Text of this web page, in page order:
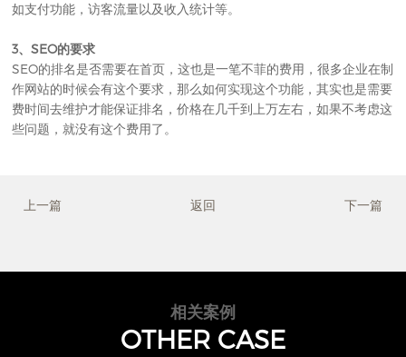
如支付功能，访客流量以及收入统计等。
3、SEO的要求
SEO的排名是否需要在首页，这也是一笔不菲的费用，很多企业在制
作网站的时候会有这个要求，那么如何实现这个功能，其实也是需要
费时间去维护才能保证排名，价格在几千到上万左右，如果不考虑这
些问题，就没有这个费用了。
上一篇 下一篇
返回
相关案例
OTHER CASE